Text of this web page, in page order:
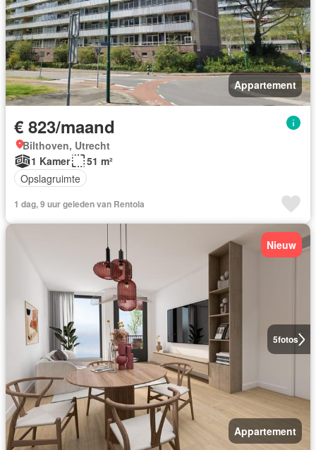
Appartement
€ 823/maand
Bilthoven, Utrecht
1 Kamer
51 m²
Opslagruimte
1 dag, 9 uur geleden van Rentola
5fotos
Nieuw
Appartement